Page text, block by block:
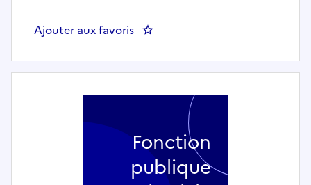
Ajouter aux favoris : Directeur des ressources
Fonction
publique